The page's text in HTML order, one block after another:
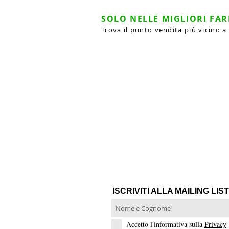
SOLO NELLE MIGLIORI
Trova il punto vendita più vicino a
ISCRIVITI ALLA MAILING LIST
Accetto l'informativa sulla Privacy